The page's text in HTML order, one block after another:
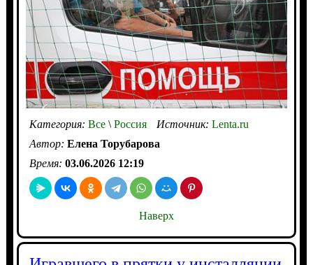
Категория: Все\Россия Источник: Lenta.ru
Автор: Елена Торубарова
Время: 03.06.2026 12:19
Наверх